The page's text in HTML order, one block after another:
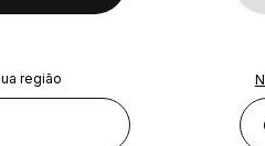
região